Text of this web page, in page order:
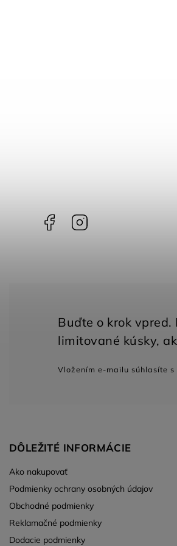
Facebook
DÔLEŽITÉ INFORMÁCIE
Ako nakupovať
Podmienky ochrany osobných údajov
Obchodné podmienky
Reklamačné podmienky
Dodacie podmienky
Vložením e-mailu súhlasíte s